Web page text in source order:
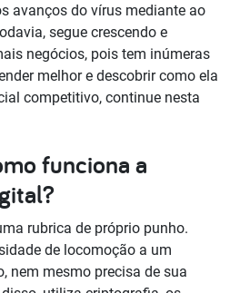
avanços do vírus mediante ao
segue crescendo e
negócios, pois tem inúmeras
melhor e descobrir como ela
competitivo, continue nesta
funciona a
rubrica de próprio punho.
de locomoção a um
nem mesmo precisa de sua